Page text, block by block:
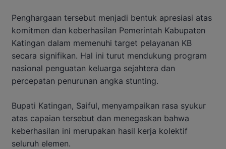
Penghargaan tersebut menjadi bentuk apresiasi atas
komitmen dan keberhasilan Pemerintah Kabupaten
Katingan dalam memenuhi target pelayanan KB
secara signifikan. Hal ini turut mendukung program
nasional penguatan keluarga sejahtera dan
percepatan penurunan angka stunting.
Bupati Katingan, Saiful, menyampaikan rasa syukur
atas capaian tersebut dan menegaskan bahwa
keberhasilan ini merupakan hasil kerja kolektif
seluruh elemen.